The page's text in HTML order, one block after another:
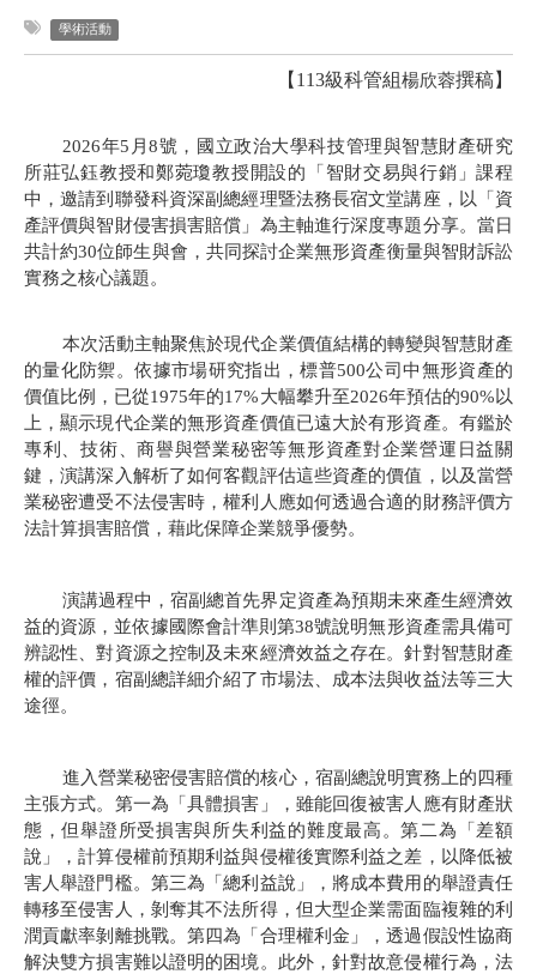
學術活動
【113級科管組楊欣蓉撰稿】
2026年5 月8號， 國立政治大學科技管理與智慧財產研究
所莊弘鈺教授和鄭菀瓊教授開設的「智財交易與行銷」課程
中，邀請到聯發科資深副總經理暨法務長宿文堂講座，以「資
產評價與智財侵害損害賠償」為主軸進行深度專題分享。當日
共計約30位師生與會，共同探討企業無形資產衡量與智財訴訟
實務之核心議題。
本次活動主軸聚焦於現代企業價值結構的轉變與智慧財產
的量化防禦。依據市場研究指出，標普500公司中無形資產的
價值比例，已從1975年的17%大幅攀升至2026年預估的90%以
上，顯示現代企業的無形資產價值已遠大於有形資產。有鑑於
專利、技術、商譽與營業秘密等無形資產對企業營運日益關
鍵，演講深入解析了如何客觀評估這些資產的價值，以及當營
業秘密遭受不法侵害時，權利人應如何透過合適的財務評價方
法計算損害賠償，藉此保障企業競爭優勢。
演講過程中，宿副總首先界定資產為預期未來產生經濟效
益的資源，並依據國際會計準則第38號說明無形資產需具備可
辨認性、對資源之控制及未來經濟效益之存在。針對智慧財產
權的評價，宿副總詳細介紹了市場法、成本法與收益法等三大
途徑。
進入營業秘密侵害賠償的核心，宿副總說明實務上的四種
主張方式。第一為「具體損害」，雖能回復被害人應有財產狀
態，但舉證所受損害與所失利益的難度最高。第二為「差額
說」，計算侵權前預期利益與侵權後實際利益之差，以降低被
害人舉證門檻。第三為「總利益說」，將成本費用的舉證責任
轉移至侵害人，剝奪其不法所得，但大型企業需面臨複雜的利
潤貢獻率剝離挑戰。第四為「合理權利金」，透過假設性協商
解決雙方損害難以證明的困境。此外，針對故意侵權行為，法